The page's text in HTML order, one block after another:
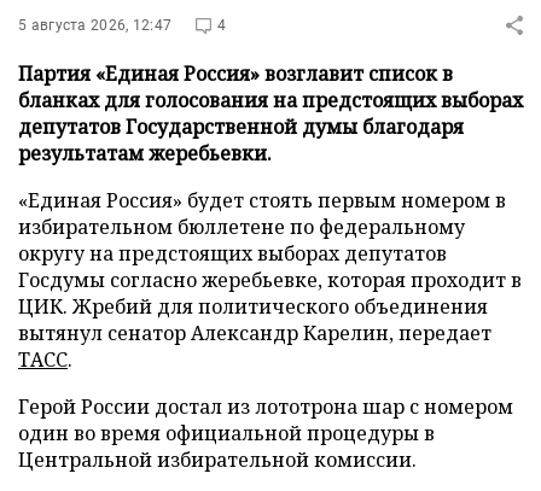
5 августа 2026, 12:47 4
Партия «Единая Россия» возглавит список в
бланках для голосования на предстоящих выборах
депутатов Государственной думы благодаря
результатам жеребьевки.
«Единая Россия» будет стоять первым номером в
избирательном бюллетене по федеральному
округу на предстоящих выборах депутатов
Госдумы согласно жеребьевке, которая проходит в
ЦИК. Жребий для политического объединения
вытянул сенатор Александр Карелин, передает
ТАСС.
Герой России достал из лототрона шар с номером
один во время официальной процедуры в
Центральной избирательной комиссии.